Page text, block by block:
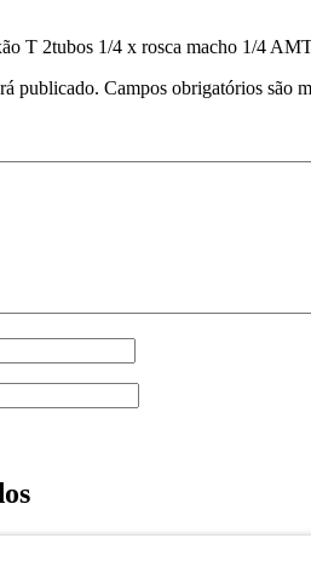
T 2tubos 1/4 x rosca macho 1/4
publicado. Campos obrigatórios são